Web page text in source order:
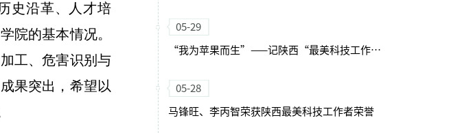
史沿革、人才培
院的基本情况。
工、危害识别与
果突出，希望以
05-29
“我为苹果而生”——记陕西“最美科技工作者”李丙智教授
05-28
马锋旺、李丙智荣获陕西最美科技工作者荣誉